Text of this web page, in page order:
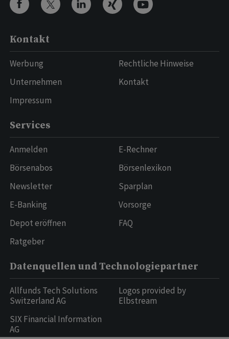
Kontakt
Werbung
Unternehmen
Impressum
Rechtliche Hinweise
Kontakt
Services
Anmelden
Börsenabos
Newsletter
E-Banking
Depot eröffnen
Ratgeber
E-Rechner
Börsenlexikon
Sparplan
Vorsorge
FAQ
Datenquellen und Technologiepartner
Allfunds Tech Solutions
Switzerland AG
SIX Financial Information
AG
Logos provided by
Elbstream